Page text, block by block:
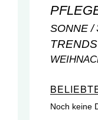
SONNE
TRENDS
Noch keine